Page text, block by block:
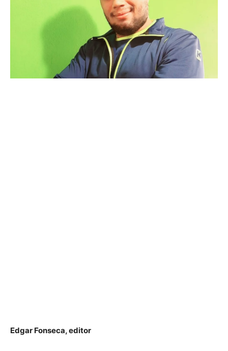
Edgar Fonseca, editor